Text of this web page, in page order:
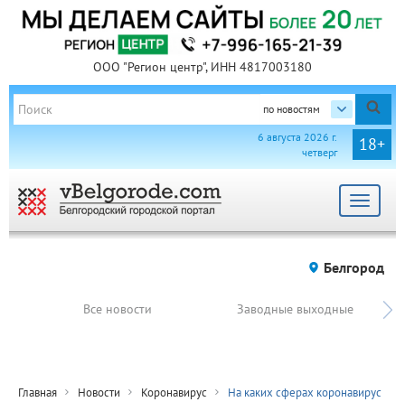
ООО "Регион центр", ИНН 4817003180
по новостям
18+
6 августа 2026 г.
четверг
Toggle
Белгород
Все новости Заводные выходные
Главная Новости Коронавирус
На каких сферах коронавирус